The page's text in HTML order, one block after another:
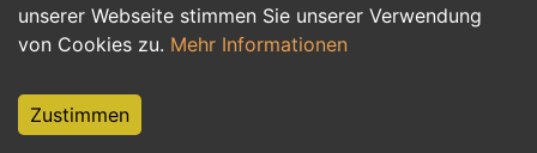
unserer Webseite stimmen Sie unserer Verwendung
von Cookies zu. Mehr Informationen
Zustimmen
Hilfskräfte, Aushilfs- und Nebenjobs
Weiterbildung, Studium, duale Ausbildung